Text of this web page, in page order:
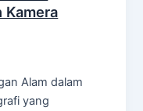
Kamera
Alam dalam
yang